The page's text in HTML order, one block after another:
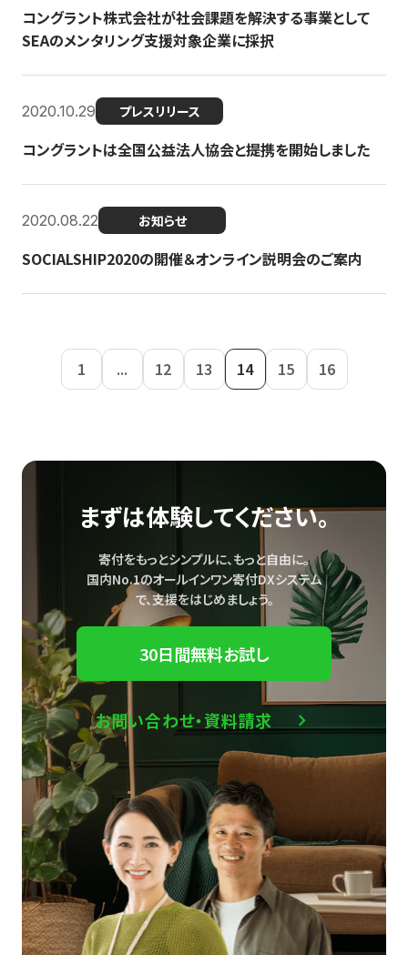
コングラント株式会社が社会課題を解決する事業として
SEAのメンタリング支援対象企業に採択
2020.10.29 プレスリリース
コングラントは全国公益法人協会と提携を開始しました
2020.08.22 お知らせ
SOCIALSHIP2020の開催＆オンライン説明会のご案内
1 ... 12 13 14 15 16
まずは体験してください。
寄付をもっとシンプルに、もっと自由に。
国内No.1のオールインワン寄付DXシステム
で、支援をはじめましょう。
30日間無料お試し
お問い合わせ・資料請求